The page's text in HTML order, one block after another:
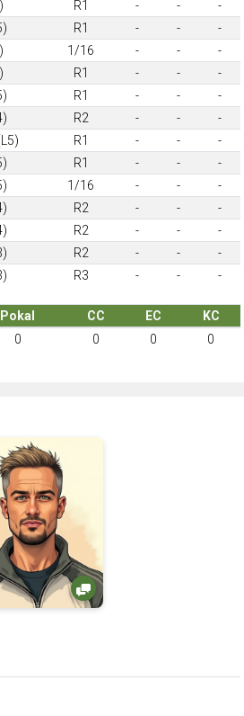
R1 - -
-
R1 - -
-
1/16 - -
-
R1 - -
-
R1 - -
-
R2 - -
-
R1 - -
-
R1 - -
-
1/16 - -
-
R2 - -
-
R2 - -
-
R2 - -
-
R3 - - -
Pokal CC EC
KC
0 0 0 0